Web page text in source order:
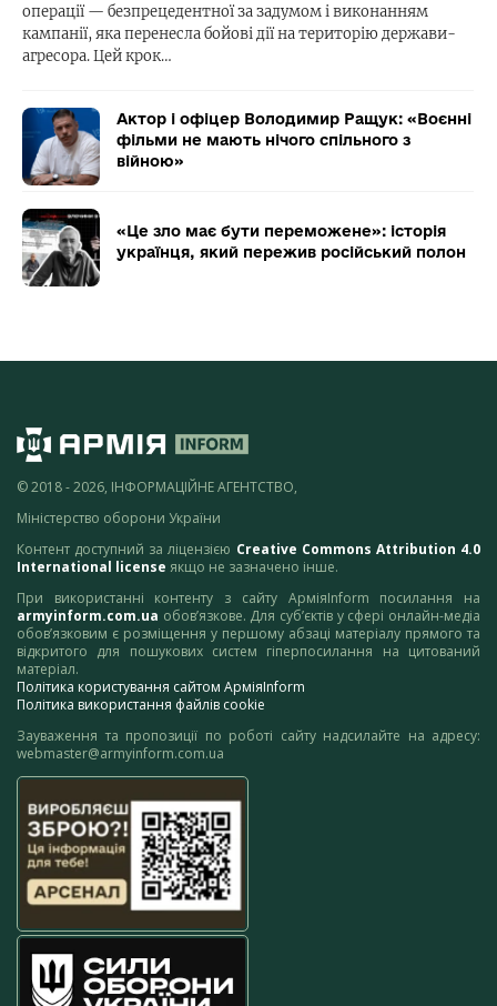
операції — безпрецедентної за задумом і виконанням
кампанії, яка перенесла бойові дії на територію держави-
агресора. Цей крок…
Актор і офіцер Володимир Ращук: «Воєнні
фільми не мають нічого спільного з
війною»
«Це зло має бути переможене»: історія
українця, який пережив російський полон
© 2018 - 2026, ІНФОРМАЦІЙНЕ АГЕНТСТВО,
Міністерство оборони України
Контент доступний за ліцензією Creative Commons Attribution 4.0
International license якщо не зазначено інше.
При використанні контенту з сайту АрміяInform посилання на
armyinform.com.ua обов’язкове. Для суб’єктів у сфері онлайн-медіа
обов’язковим є розміщення у першому абзаці матеріалу прямого та
відкритого для пошукових систем гіперпосилання на цитований
матеріал.
Політика користування сайтом АрміяInform
Політика використання файлів cookie
Зауваження та пропозиції по роботі сайту надсилайте на адресу:
webmaster@armyinform.com.ua